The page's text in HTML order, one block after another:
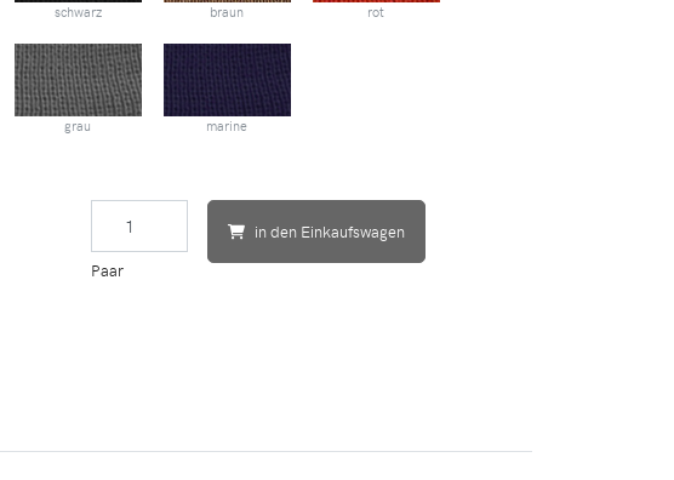
schwarz braun rot
grau marine
Paar
in den Einkaufswagen